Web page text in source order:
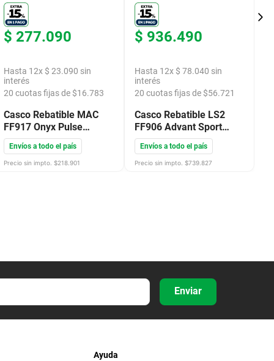
$ 277.090
Hasta 12x $ 23.090 sin
interés
20 cuotas fijas de $16.783
Casco Rebatible MAC
FF917 Onyx Pulse
Plateado Negro
Envíos a todo el país
Precio sin impto. $218.901
$ 936.490
Hasta 12x $ 78.040 sin
interés
20 cuotas fijas de $56.721
Casco Rebatible LS2
FF906 Advant Sport
Negro Rojo Mate
Envíos a todo el país
Precio sin impto. $739.827
Enviar
Ayuda